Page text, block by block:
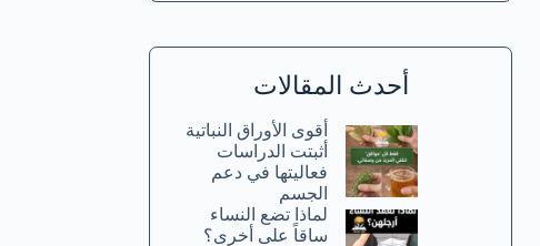
أحدث المقالات
أقوى الأوراق النباتية
أثبتت الدراسات
فعاليتها في دعم
الجسم
لماذا تضع النساء
ساقاً على أخرى؟